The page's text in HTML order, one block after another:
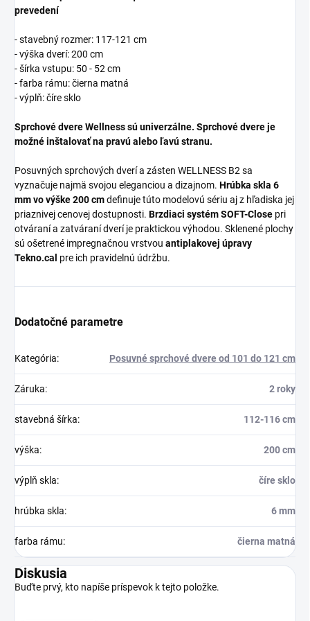
prevedení
- stavebný rozmer: 117-121 cm
- výška dverí: 200 cm
- šírka vstupu: 50 - 52 cm
- farba rámu: čierna matná
- výplň: číre sklo
Sprchové dvere Wellness sú univerzálne. Sprchové dvere je
možné inštalovať na pravú alebo ľavú stranu.
Posuvných sprchových dverí a zásten WELLNESS B2 sa
vyznačuje najmä svojou eleganciou a dizajnom. Hrúbka skla 6
mm vo výške 200 cmdefinuje túto modelovú sériu aj z hľadiska jej
priaznivej cenovej dostupnosti. Brzdiaci systém SOFT-Close pri
otváraní a zatváraní dverí je praktickou výhodou. Sklenené plochy
sú ošetrené impregnačnou vrstvou antiplakovej úpravy
Tekno.cal pre ich pravidelnú údržbu.
Dodatočné parametre
Kategória: Posuvné sprchové dvere od 101 do 121 cm
Záruka: 2 roky
stavebná šírka: 112-116 cm
výška: 200 cm
výplň skla: číre sklo
hrúbka skla: 6 mm
farba rámu: čierna matná
Diskusia
Buďte prvý, kto napíše príspevok k tejto položke.